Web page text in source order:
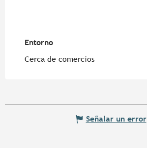
Entorno
Entorno
Cerca de comercios
Señalar un error